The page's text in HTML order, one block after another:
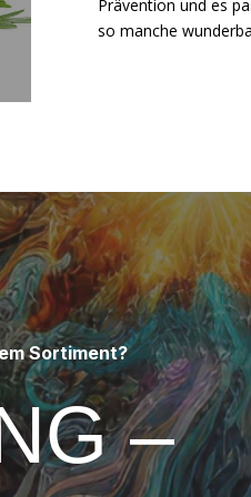
Prävention und es
so manche
Sortiment?
–